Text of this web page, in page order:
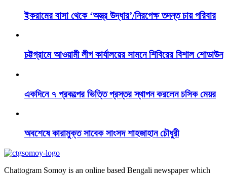
ইকরামের বাসা থেকে ‘অস্ত্র উদ্ধার’/নিরপেক্ষ তদন্ত চায় পরিবার
চট্টগ্রামে আওয়ামী লীগ কার্যালয়ের সামনে শিবিরের বিশাল শোডাউন
একদিনে ৭ প্রকল্পের ভিত্তি প্রস্তর স্থাপন করলেন চসিক মেয়র
অবশেষে কারামুক্ত সাবেক সাংসদ শাহজাহান চৌধুরী
Chattogram Somoy is an online based Bengali newspaper which